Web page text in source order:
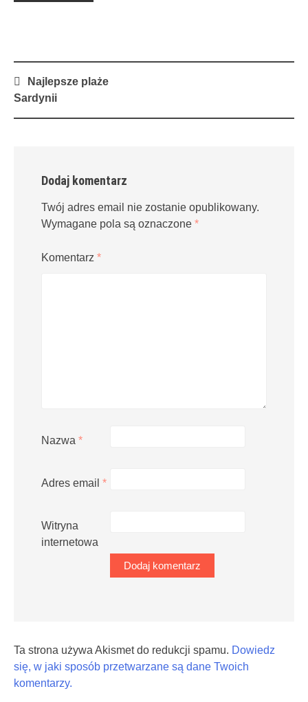
Post
navigation
Najlepsze plaże
Sardynii
Dodaj komentarz
Twój adres email nie zostanie opublikowany.
Wymagane pola są oznaczone *
Komentarz *
Nazwa *
Adres email *
Witryna
internetowa
Ta strona używa Akismet do redukcji spamu. Dowiedz
się, w jaki sposób przetwarzane są dane Twoich
komentarzy.